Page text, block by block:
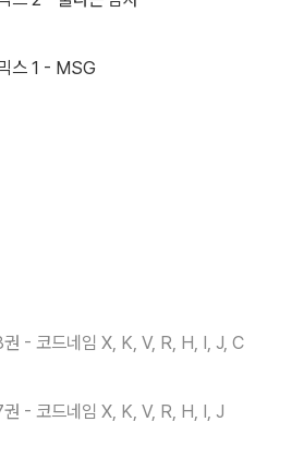
스 1 - MSG
- 코드네임 X, K, V, R, H, I, J, C
- 코드네임 X, K, V, R, H, I, J